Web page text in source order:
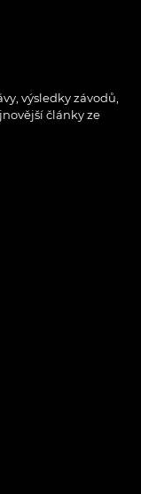
výsledky závodů,
články ze